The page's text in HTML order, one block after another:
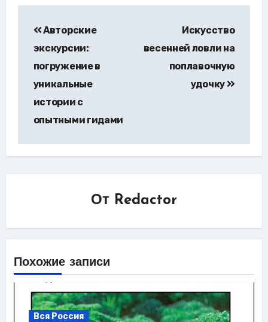
по
записям
Авторские
экскурсии:
погружение в
уникальные
истории с
опытными гидами
Искусство
весенней ловли на
поплавочную
удочку
От Redactor
Похожие записи
Вся Россия